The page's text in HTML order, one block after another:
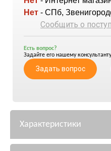
Нет - СПб,
Сообщить о
Есть вопрос?
Задайте его нашему
Задать вопрос
Характеристики